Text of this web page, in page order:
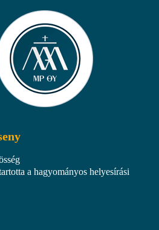
a hagyományos helyesírási